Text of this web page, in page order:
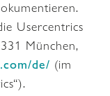
Usercentrics
München,
de/ (im